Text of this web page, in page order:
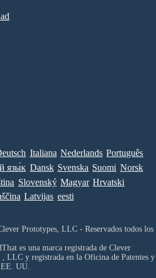
Italiana Nederlands Português
язы́к Dansk Svenska Suomi Norsk
Slovenský Magyar Hrvatski
Latvijas eesti
Prototypes, LLC - Reservados todos los
es una marca registrada de Clever
, LLCy registrada en la Oficina de Patentes y
EE. UU.